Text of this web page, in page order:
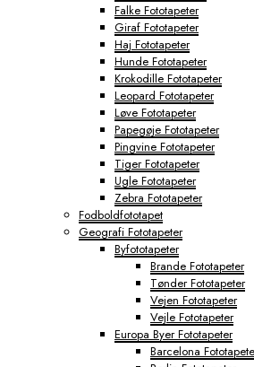
Falke Fototapeter
Giraf Fototapeter
Haj Fototapeter
Hunde Fototapeter
Krokodille Fototapeter
Leopard Fototapeter
Løve Fototapeter
Papegøje Fototapeter
Pingvine Fototapeter
Tiger Fototapeter
Ugle Fototapeter
Zebra Fototapeter
Fodboldfototapet
Geografi Fototapeter
Byfototapeter
Brande Fototapeter
Tønder Fototapeter
Vejen Fototapeter
Vejle Fototapeter
Europa Byer Fototapeter
Barcelona